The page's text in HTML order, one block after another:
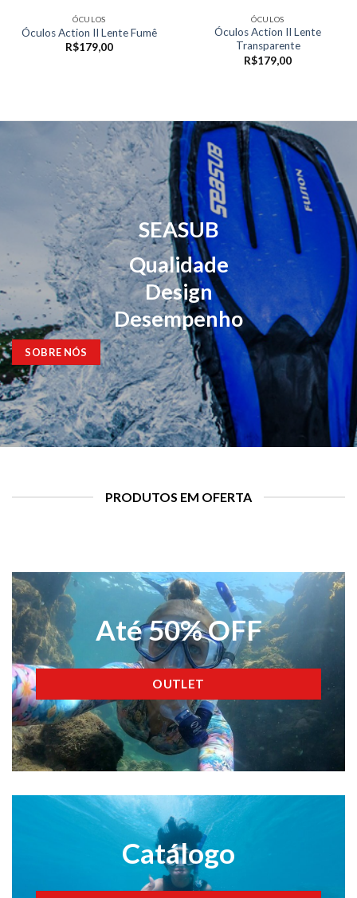
ÓCULOS
Óculos Action II Lente Fumê
R$179,00
ÓCULOS
Óculos Action II Lente
Transparente
R$179,00
SEASUB
Qualidade
Design
Desempenho
SOBRE NÓS
PRODUTOS EM OFERTA
Até 50% OFF
OUTLET
Catálogo